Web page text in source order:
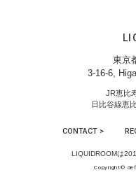
東京
3-16-6,
JR恵比
日比谷線恵
CONTACT >
LIQUIDROOMは
Copyright©